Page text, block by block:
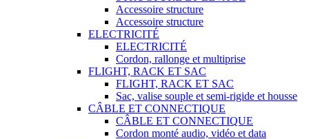
Accessoire structure
Accessoire structure
ELECTRICITÉ
ELECTRICITÉ
Cordon, rallonge et multiprise
FLIGHT, RACK ET SAC
FLIGHT, RACK ET SAC
Sac, valise souple et semi-rigide et housse
CÂBLE ET CONNECTIQUE
CÂBLE ET CONNECTIQUE
Cordon monté audio, vidéo et data